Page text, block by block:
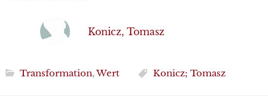
Konicz, Tomasz
Transformation,Wert Konicz; Tomasz